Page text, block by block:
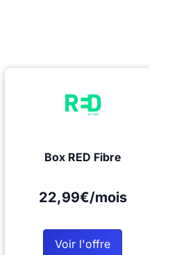
Box RED Fibre
22,99€/mois
Voir l'offre